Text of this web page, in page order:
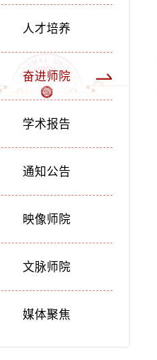
人才培养
奋进师院
学术报告
通知公告
映像师院
文脉师院
媒体聚焦